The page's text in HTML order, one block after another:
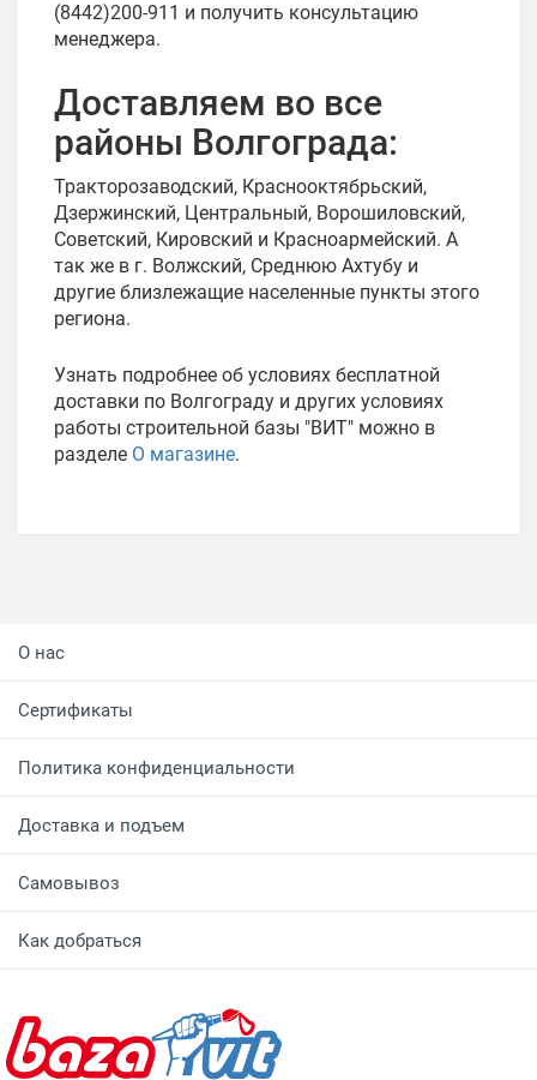
(8442)200-911 и получить консультацию
менеджера.
Доставляем во все
районы Волгограда:
Тракторозаводский, Краснооктябрьский,
Дзержинский, Центральный, Ворошиловский,
Советский, Кировский и Красноармейский. А
так же в г. Волжский, Среднюю Ахтубу и
другие близлежащие населенные пункты этого
региона.
Узнать подробнее об условиях бесплатной
доставки по Волгограду и других условиях
работы строительной базы "ВИТ" можно в
разделе О магазине.
О нас
Сертификаты
Политика конфиденциальности
Доставка и подъем
Самовывоз
Как добраться